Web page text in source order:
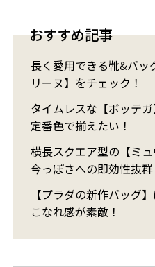
おすすめ記事
長く愛用できる靴&バッ
リーヌ】をチェック！
タイムレスな【ボッテ
定番色で揃えたい！
横長スクエア型の【ミ
今っぽさへの即効性抜群
【プラダの新作バッグ
こなれ感が素敵！